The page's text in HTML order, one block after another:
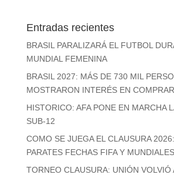
Entradas recientes
BRASIL PARALIZARÁ EL FUTBOL
MUNDIAL FEMENINA
BRASIL 2027: MÁS DE 730 MIL
MOSTRARON INTERÉS EN
HISTORICO: AFA PONE EN MARCHA
SUB-12
COMO SE JUEGA EL CLAUSURA
PARATES FECHAS FIFA Y MUNDIALES
TORNEO CLAUSURA: UNIÓN VOLVIÓ